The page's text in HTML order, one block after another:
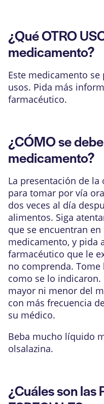
¿Qué OTRO
medicamento?
Este medicamento
usos. Pida más
farmacéutico.
¿CÓMO se
medicamento?
La presentación de la
para tomar por vía
dos veces al día
alimentos. Siga
que se encuentran
medicamento, y pida
farmacéutico que le
no comprenda.
como se lo
mayor ni menor del
con más frecuencia
su médico.
Beba mucho líquido
olsalazina.
¿Cuáles son las